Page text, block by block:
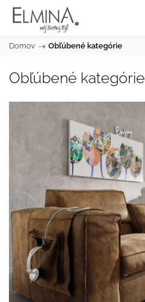
Domov / Obľúbené kategórie
Obľúbené kategórie